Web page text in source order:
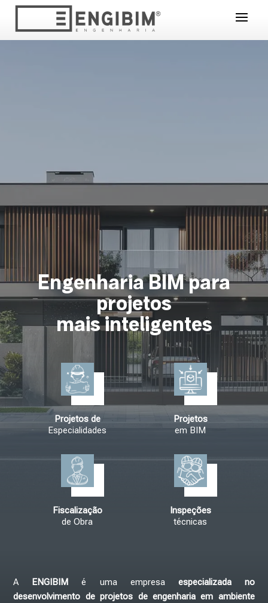
Engenharia BIM para
projetos
mais inteligentes
Projetos de
Especialidades
Projetos
em BIM
Fiscalização
de Obra
Inspeções
técnicas
A ENGIBIM é uma empresa especializada no
desenvolvimento de projetos de engenharia em ambiente